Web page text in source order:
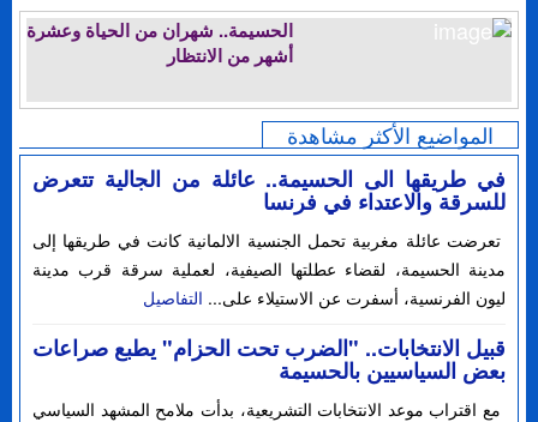
الحسيمة.. شهران من الحياة وعشرة
أشهر من الانتظار
المواضيع الأكثر مشاهدة
في طريقها الى الحسيمة.. عائلة من الجالية تتعرض
للسرقة والاعتداء في فرنسا
تعرضت عائلة مغربية تحمل الجنسية الالمانية كانت في طريقها إلى
مدينة الحسيمة، لقضاء عطلتها الصيفية، لعملية سرقة قرب مدينة
ليون الفرنسية، أسفرت عن الاستيلاء على... التفاصيل
قبيل الانتخابات.. "الضرب تحت الحزام" يطبع صراعات
بعض السياسيين بالحسيمة
مع اقتراب موعد الانتخابات التشريعية، بدأت ملامح المشهد السياسي